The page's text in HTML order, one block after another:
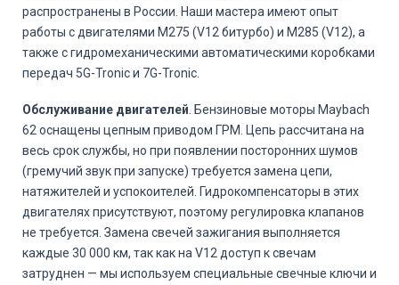
распространены в России. Наши мастера имеют опыт
работы с двигателями M275 (V12 битурбо) и M285 (V12), а
также с гидромеханическими автоматическими коробками
передач 5G-Tronic и 7G-Tronic.
Обслуживание двигателей . Бензиновые моторы Maybach
62 оснащены цепным приводом ГРМ. Цепь рассчитана на
весь срок службы, но при появлении посторонних шумов
(гремучий звук при запуске) требуется замена цепи,
натяжителей и успокоителей. Гидрокомпенсаторы в этих
двигателях присутствуют, поэтому регулировка клапанов
не требуется. Замена свечей зажигания выполняется
каждые 30 000 км, так как на V12 доступ к свечам
затруднен — мы используем специальные свечные ключи и